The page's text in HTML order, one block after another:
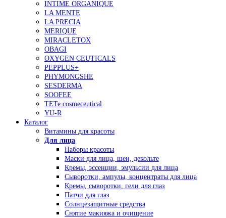
INTIME ORGANIQUE
LA MENTE
LA PRECIA
MERIQUE
MIRACLETOX
OBAGI
OXYGEN CEUTICALS
PEPPLUS+
PHYMONGSHE
SESDERMA
SOOFEE
TETe cosmeceutical
YU-R
Каталог
Витамины для красоты
Для лица
Наборы красоты
Маски для лица, шеи, декольте
Кремы, эссенции, эмульсии для лица
Сыворотки, ампулы, концентраты для лица
Кремы, сыворотки, гели для глаз
Патчи для глаз
Солнцезащитные средства
Снятие макияжа и очищение